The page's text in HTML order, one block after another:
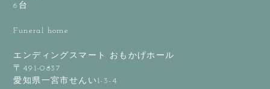
6台
Funeral home
エンディングスマート おもかげホール
〒491-0837
愛知県一宮市せんい1-3-4